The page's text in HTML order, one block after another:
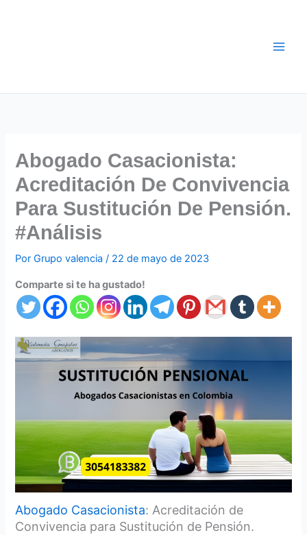
Abogado Casacionista:
Acreditación De Convivencia
Para Sustitución De Pensión.
#Análisis
PorGrupo valencia/ 22 de mayo de 2023
Comparte si te ha gustado!
Abogado Casacionista: Acreditación de
Convivencia para Sustitución de Pensión.